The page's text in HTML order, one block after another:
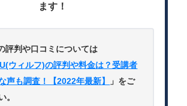
ます！
評判や口コミについては
ウィルフ)の評判や料金は？受講者
声も調査！【2022年最新】
」をご
。